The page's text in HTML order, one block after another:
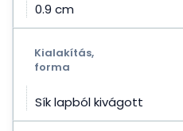
0.9 cm
Kialakítás,
forma
Sík lapból kivágott